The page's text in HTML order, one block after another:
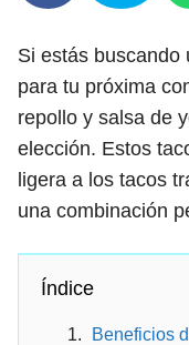
Si estás buscando
para tu próxima
repollo y salsa de
elección. Estos
ligera a los tacos
una combinación
Índice
Beneficios